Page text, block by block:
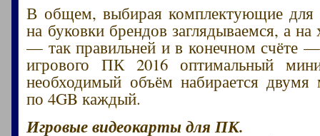
В общем, выбирая комплектующие для
на буковки брендов заглядываемся, а на
— так правильней и в конечном счёте
игрового ПК 2016 оптимальный
необходимый объём набирается
по 4GB каждый.
Игровые видеокарты для ПК.